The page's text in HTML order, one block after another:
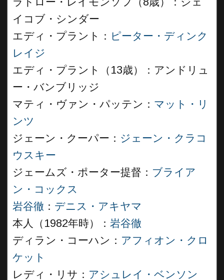
イコブ・シンダー
エディ・プラント： ピーター・ディンク
レイジ
エディ・プラント（13歳）：アンドリュ
ー・バンブリッジ
マティ・ヴァン・パッテン： マット・リ
ンツ
ジェーン・クーパー： ジェーン・クラコ
ウスキー
ジェームズ・ポーター提督： ブライア
ン・コックス
岩谷徹 ： デニス・アキヤマ
本人（1982年時）： 岩谷徹
ディラン・コーハン： アフィオン・クロ
ケット
レディ・リサ： アシュレイ・ベンソン